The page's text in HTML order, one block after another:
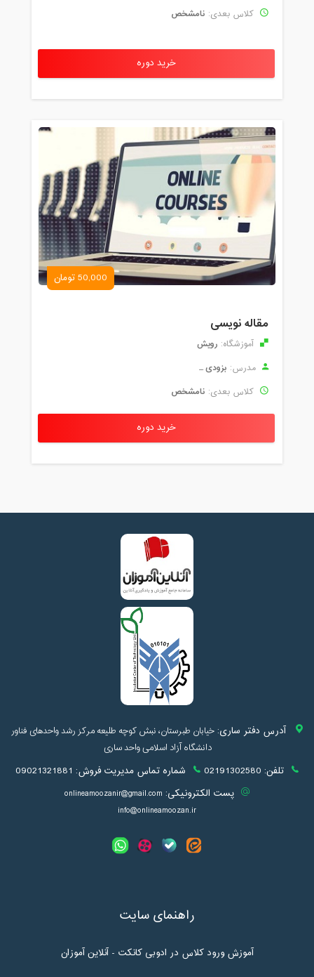
کلاس بعدی: نامشخص
خرید دوره
50,000 تومان
مقاله نویسی
آموزشگاه: رویش
مدرس: بزودی ...
کلاس بعدی: نامشخص
خرید دوره
آدرس دفتر ساری:خیابان طبرستان، نبش کوچه طلیعه مرکز رشد واحدهای فناور
دانشگاه آزاد اسلامی واحد ساری
تلفن: 02191302580 شماره تماس مدیریت فروش: 09021321881
پست الکترونیکی: onlineamoozanir@gmail.com
info@onlineamoozan.ir
راهنمای سایت
آموزش ورود کلاس در ادوبی کانکت - آنلاین آموزان